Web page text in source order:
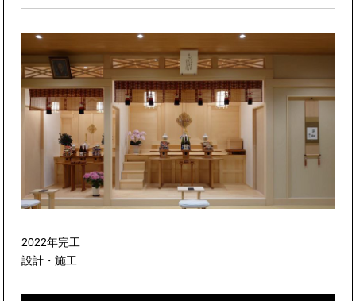
2022年完工
設計・施工